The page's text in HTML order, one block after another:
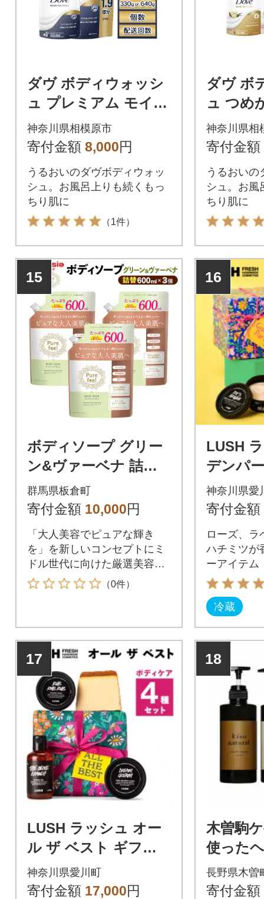
ダヴ ボディウォッシ
ュ プレミアム モイス
チャーケア つめかえ
用 330g×6
神奈川県相模原市
寄付金額 8,000円
うるおいのダヴボディウォッ
シュ。お風呂上りも続くもっ
ちり肌に
（1件）
ダヴ ボ
ュ つめ
トセッ
神奈川県相
寄付金額
うるおいの
シュ。お風
ちり肌に
15
ボディソープ グリー
ン&ヴァーベナ 詰替 6
00ml×3個セット|13_b
sa-500301
群馬県板倉町
寄付金額 10,000円
「大人美容でピュアな輝き
を」を新しいコンセプトにミ
ドル世代に向けた厳選美容成
分を配合し、せっけん成分で
やさしくさっぱりとした洗い
（0件）
16
LUSH
デンパ
ト 3種
神奈川県愛
寄付金額
ローズ、ラ
ハチミツが
ーアイテム
冷蔵
17
LUSH ラッシュ オー
ル ザ ベスト ギフ
ト ボディケア 4個セ
ット
神奈川県愛川町
寄付金額 17,000円
18
木曽駒
使った
ト(シャ
ートメ
長野県木曽
寄付金額